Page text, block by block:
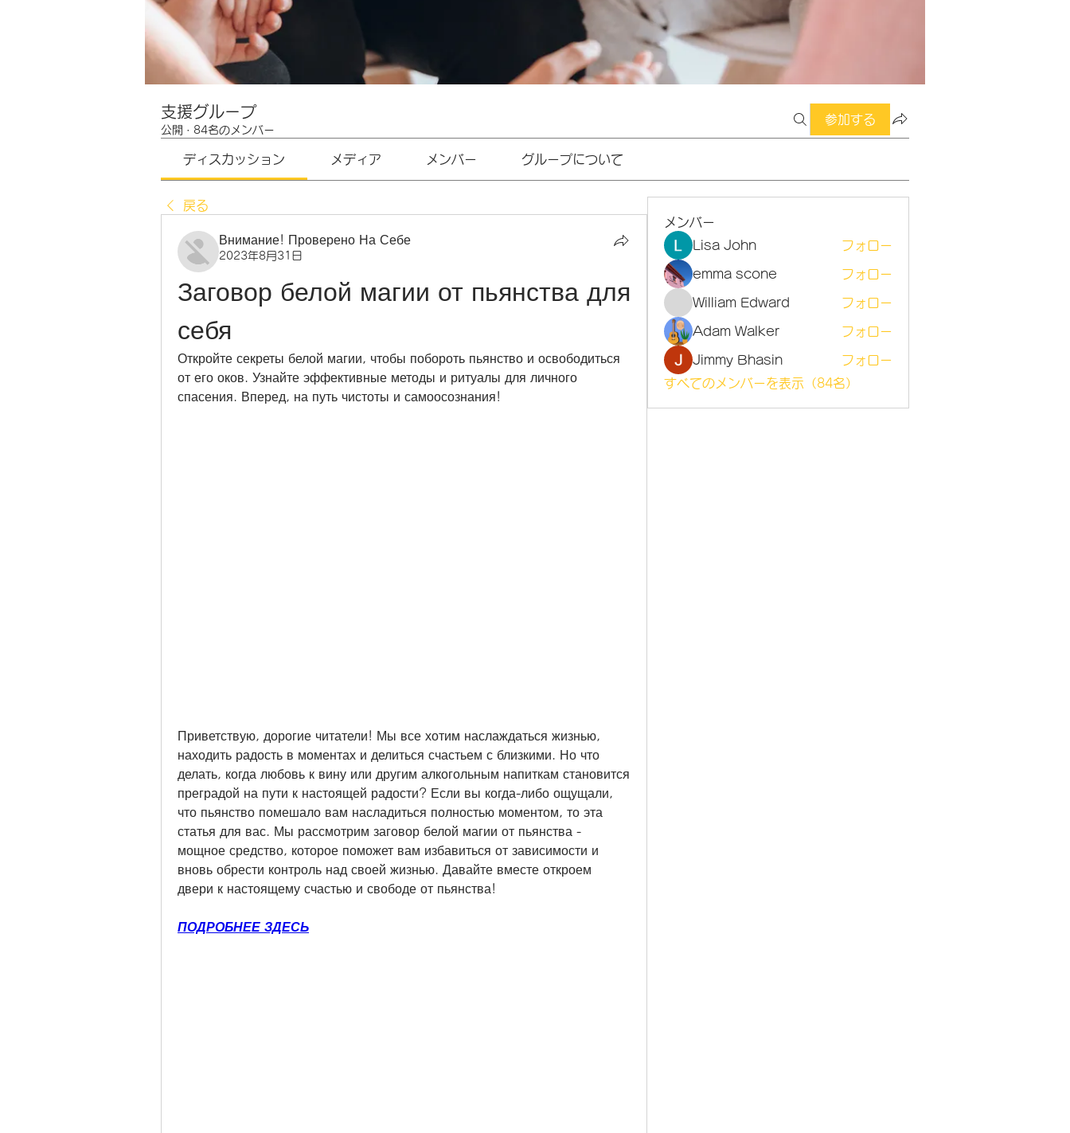
支援グループ
公開 · 84名のメンバー
参加する
ディスカッション メディア メンバー グループについて
戻る
Внимание! Проверено На Себе
2023年8月31日
Заговор белой магии от пьянства для
себя
Откройте секреты белой магии, чтобы побороть пьянство и освободиться
от его оков. Узнайте эффективные методы и ритуалы для личного
спасения. Вперед, на путь чистоты и самоосознания!
Приветствую, дорогие читатели! Мы все хотим наслаждаться жизнью,
находить радость в моментах и делиться счастьем с близкими. Но что
делать, когда любовь к вину или другим алкогольным напиткам становится
преградой на пути к настоящей радости? Если вы когда-либо ощущали,
что пьянство помешало вам насладиться полностью моментом, то эта
статья для вас. Мы рассмотрим заговор белой магии от пьянства -
мощное средство, которое поможет вам избавиться от зависимости и
вновь обрести контроль над своей жизнью. Давайте вместе откроем
двери к настоящему счастью и свободе от пьянства!
ПОДРОБНЕЕ ЗДЕСЬ
メンバー
Lisa John
フォロー
emma scone フォロー
William Edward フォロー
Adam Walker フォロー
Jimmy Bhasin
フォロー
すべてのメンバーを表示（84名）